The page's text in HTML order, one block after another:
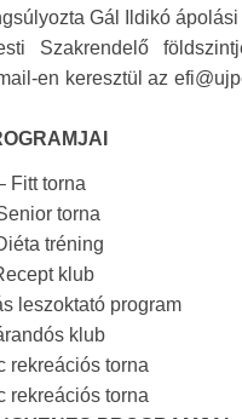
Gál Ildikó ápolási
Szakrendelő
en keresztül az
Fitt torna
torna
tréning
klub
leszoktató program
klub
rekreációs torna
rekreációs torna